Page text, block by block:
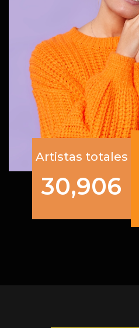
Artistas totales
30,906